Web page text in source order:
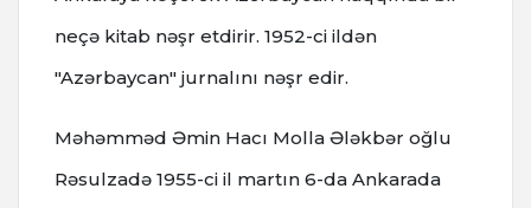
neçə kitab nəşr etdirir. 1952-ci ildən
"Azərbaycan" jurnalını nəşr edir.
Məhəmməd Əmin Hacı Molla Ələkbər oğlu
Rəsulzadə 1955-ci il martın 6-da Ankarada